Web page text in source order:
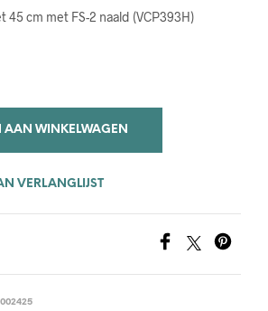
45 cm met FS-2 naald (VCP393H)
AAN WINKELWAGEN
VERLANGLIJST